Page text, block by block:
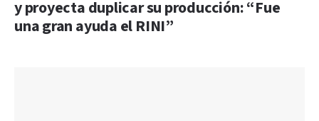
y proyecta duplicar su producción: “Fue
una gran ayuda el RINI”